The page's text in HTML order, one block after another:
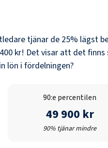
tjänar de 25% lägst
kr! Det visar att det
lön i fördelningen?
90:e percentilen
49 900 kr
90% tjänar mindre